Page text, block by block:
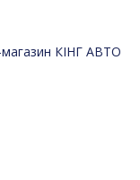
магазин КІНГ АВТО